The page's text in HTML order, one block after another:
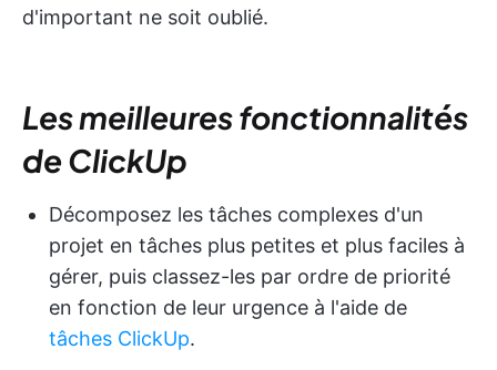
d'important ne soit oublié.
Les meilleures fonctionnalités
de ClickUp
Décomposez les tâches complexes d'un
projet en tâches plus petites et plus faciles à
gérer, puis classez-les par ordre de priorité
en fonction de leur urgence à l'aide de
tâches ClickUp.